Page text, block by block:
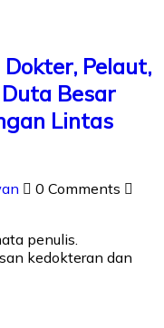
Pelaut,
Besar
Lintas
0 Comments
penulis.
kedokteran dan